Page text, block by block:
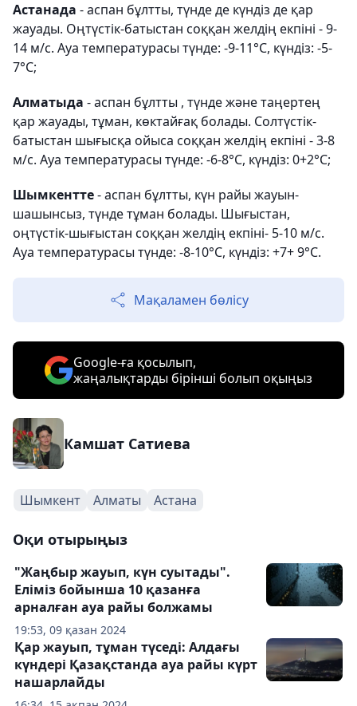
Астанада - аспан бұлтты, түнде де күндіз де қар
жауады. Оңтүстік-батыстан соққан желдің екпіні - 9-
14 м/с. Ауа температурасы түнде: -9-11°С, күндіз: -5-
7°С;
Алматыда - аспан бұлтты , түнде және таңертең
қар жауады, тұман, көктайғақ болады. Солтүстік-
батыстан шығысқа ойыса соққан желдің екпіні - 3-8
м/с. Ауа температурасы түнде: -6-8°С, күндіз: 0+2°С;
Шымкентте- аспан бұлтты, күн райы жауын-
шашынсыз, түнде тұман болады. Шығыстан,
оңтүстік-шығыстан соққан желдің екпіні- 5-10 м/с.
Ауа температурасы түнде: -8-10°С, күндіз: +7+ 9°С.
Мақаламен бөлісу
Google-ға қосылып,
жаңалықтарды бірінші болып оқыңыз
Камшат Сатиева
Шымкент Алматы Астана
Оқи отырыңыз
19:53, 09 қазан 2024
"Жаңбыр жауып, күн суытады".
Еліміз бойынша 10 қазанға
арналған ауа райы болжамы
Қар жауып, тұман түседі: Алдағы
күндері Қазақстанда ауа райы күрт
нашарлайды